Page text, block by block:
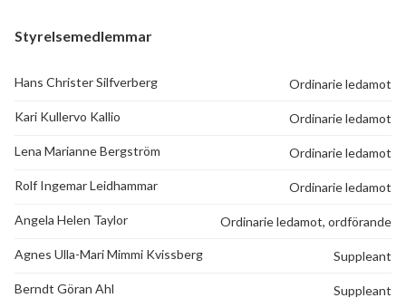
Styrelsemedlemmar
Hans Christer Silfverberg Ordinarie ledamot
Kari Kullervo Kallio Ordinarie ledamot
Lena Marianne Bergström Ordinarie ledamot
Rolf Ingemar Leidhammar Ordinarie ledamot
Angela Helen Taylor Ordinarie ledamot, ordförande
Agnes Ulla-Mari Mimmi Kvissberg Suppleant
Berndt Göran Ahl Suppleant